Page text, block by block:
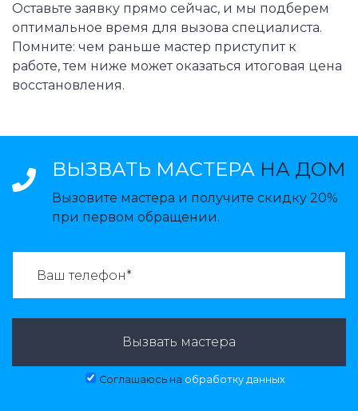
Оставьте заявку прямо сейчас, и мы подберем
оптимальное время для вызова специалиста.
Помните: чем раньше мастер приступит к
работе, тем ниже может оказаться итоговая цена
восстановления.
ВЫЗВАТЬ МАСТЕРА НА ДОМ
Вызовите мастера и получите скидку 20%
при первом обращении.
Вызвать мастера
Соглашаюсь на обработку данных